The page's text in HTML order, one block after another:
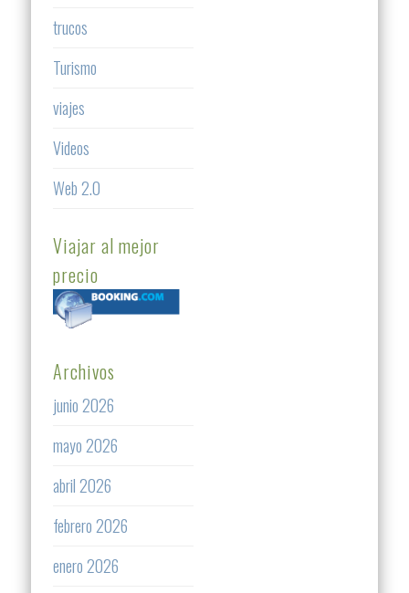
trucos
Turismo
viajes
Videos
Web 2.0
Viajar al mejor
precio
Archivos
junio 2026
mayo 2026
abril 2026
febrero 2026
enero 2026